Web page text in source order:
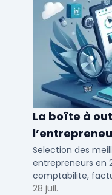
La boîte à
création à la
Selection des
entrepreneurs en
comptabilite,
Outils adaptes aux
28 juil.